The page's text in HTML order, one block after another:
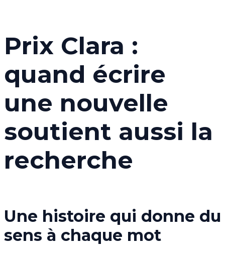
Prix Clara :
quand écrire
une nouvelle
soutient aussi la
recherche
Une histoire qui donne du
sens à chaque mot